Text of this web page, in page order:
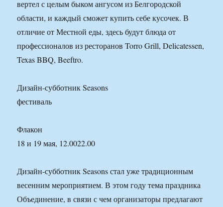
вертел с целым быком ангусом из Белгородской
области, и каждый сможет купить себе кусочек. В
отличие от Местной еды, здесь будут блюда от
профессионалов из ресторанов Torro Grill, Delicatessen,
Texas BBQ, Beeftro.
Дизайн-субботник Seasons
фестиваль
Флакон
18 и 19 мая, 12.0022.00
Дизайн-субботник Seasons стал уже традиционным
весенним мероприятием. В этом году тема праздника
Объединение, в связи с чем организаторы предлагают